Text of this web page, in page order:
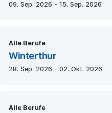
09. Sep. 2026 - 15. Sep. 2026
Alle Berufe
Winterthur
28. Sep. 2026 - 02. Okt. 2026
Alle Berufe